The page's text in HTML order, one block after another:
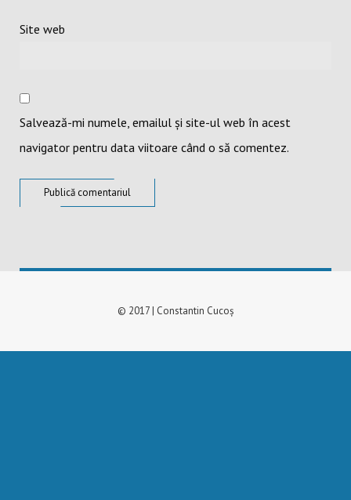
Site web
Salvează-mi numele, emailul și site-ul web în acest
navigator pentru data viitoare când o să comentez.
© 2017 | Constantin Cucoș